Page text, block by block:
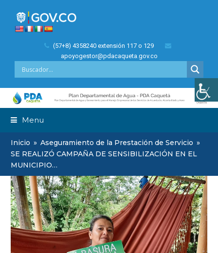
(57+8) 4358240 extensión 117 o 129
apoyogestor@pdacaqueta.gov.co
Menu
Inicio » Aseguramiento de la Prestación de Servicio »
SE REALIZÓ CAMPAÑA DE SENSIBILIZACIÓN EN EL
MUNICIPIO…